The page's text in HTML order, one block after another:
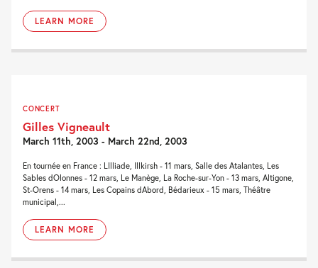
LEARN MORE
CONCERT
Gilles Vigneault
March 11th, 2003 - March 22nd, 2003
En tournée en France : LIlliade, Illkirsh - 11 mars, Salle des Atalantes, Les
Sables dOlonnes - 12 mars, Le Manège, La Roche-sur-Yon - 13 mars, Altigone,
St-Orens - 14 mars, Les Copains dAbord, Bédarieux - 15 mars, Théâtre
municipal,...
LEARN MORE